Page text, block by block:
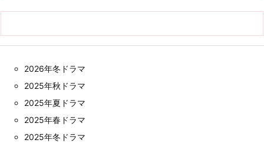
2026年冬ドラマ
2025年秋ドラマ
2025年夏ドラマ
2025年春ドラマ
2025年冬ドラマ